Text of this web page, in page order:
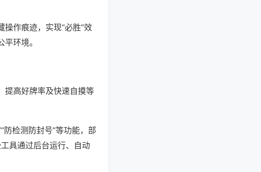
作痕迹，实现“必胜”效
环境。
提高好牌率及快速自摸等
防检测防封号”等功能，部
具通过后台运行、自动